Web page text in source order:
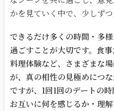
かを見ていく中で、少しずつ
できるだけ多くの時間・多
過ごすことが大切です。食
料理体験など、さまざまな
が、真の相性の見極めにつ
ですが、1回1回のデートの時
お互いに何を感じるか・理